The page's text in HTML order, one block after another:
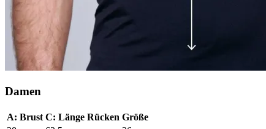
Damen
A: Brust C: Länge Rücken Größe